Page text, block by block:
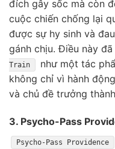
đích gây sốc mà còn
cuộc chiến chống lại
được sự hy sinh và
gánh chịu. Điều này
Train
như một tác
không chỉ vì hành
và chủ đề trưởng
3. Psycho-Pass
Psycho-Pass Providence